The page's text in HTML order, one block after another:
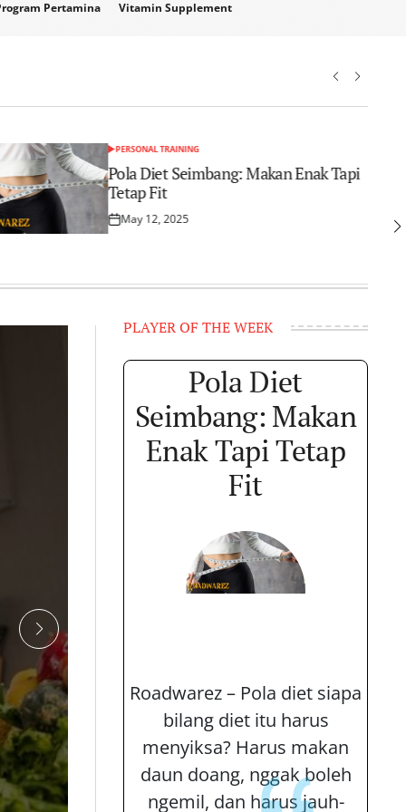
Pertamina Vitamin Supplement
POSTED
IN
PERSONAL TRAINING
Pola Diet Seimbang: Makan Enak Tapi
Tetap Fit
Posted
May 12, 2025
PLAYER OF THE WEEK
semua
Pola Diet
Seimbang: Makan
Enak Tapi Tetap
Fit
Roadwarez – Pola diet siapa
bilang diet itu harus
menyiksa? Harus makan
daun doang, nggak boleh
ngemil, dan harus jauh-